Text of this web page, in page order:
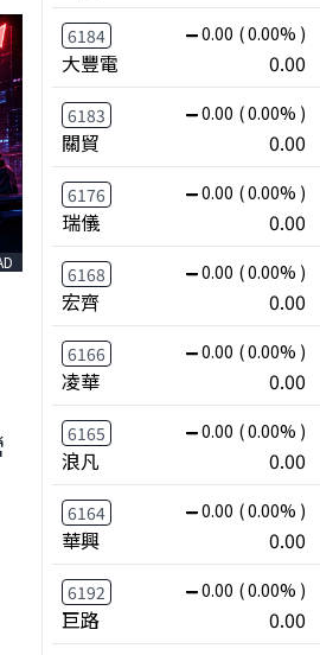
6184 0.00 ( 0.00% )
大豐電 0.00
6183 0.00 ( 0.00% )
關貿 0.00
6176 0.00 ( 0.00% )
瑞儀 0.00
6168 0.00 ( 0.00% )
宏齊 0.00
6166 0.00 ( 0.00% )
凌華 0.00
6165 0.00 ( 0.00% )
浪凡 0.00
6164 0.00 ( 0.00% )
華興 0.00
6192 0.00 ( 0.00% )
巨路 0.00